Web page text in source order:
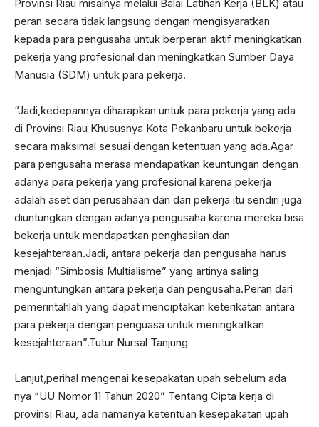
Provinsi Riau misalnya melalui Balai Latihan Kerja (BLK) atau
peran secara tidak langsung dengan mengisyaratkan
kepada para pengusaha untuk berperan aktif meningkatkan
pekerja yang profesional dan meningkatkan Sumber Daya
Manusia (SDM) untuk para pekerja.
“Jadi,kedepannya diharapkan untuk para pekerja yang ada
di Provinsi Riau Khususnya Kota Pekanbaru untuk bekerja
secara maksimal sesuai dengan ketentuan yang ada.Agar
para pengusaha merasa mendapatkan keuntungan dengan
adanya para pekerja yang profesional karena pekerja
adalah aset dari perusahaan dan dari pekerja itu sendiri juga
diuntungkan dengan adanya pengusaha karena mereka bisa
bekerja untuk mendapatkan penghasilan dan
kesejahteraan.Jadi, antara pekerja dan pengusaha harus
menjadi “Simbosis Multialisme” yang artinya saling
menguntungkan antara pekerja dan pengusaha.Peran dari
pemerintahlah yang dapat menciptakan keterikatan antara
para pekerja dengan penguasa untuk meningkatkan
kesejahteraan”.Tutur Nursal Tanjung
Lanjut,perihal mengenai kesepakatan upah sebelum ada
nya “UU Nomor 11 Tahun 2020” Tentang Cipta kerja di
provinsi Riau, ada namanya ketentuan kesepakatan upah